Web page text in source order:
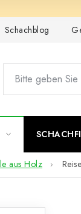
Schachblog
aus Holz